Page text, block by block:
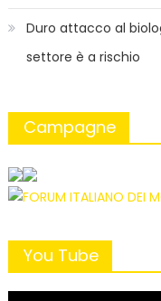
Duro attacco al
settore è a rischio
Campagne
You Tube